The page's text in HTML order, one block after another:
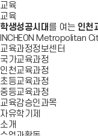
교육
교육
학생성공시대 를 여는 인천
INCHEON Metropolitan
교육과정정보센터
국가교육과정
인천교육과정
초등교육과정
중등교육과정
교육감승인과목
자유학기제
소개